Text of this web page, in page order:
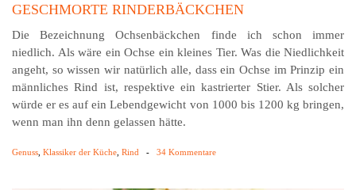
GESCHMORTE RINDERBÄCKCHEN
Die Bezeichnung Ochsenbäckchen finde ich schon immer
niedlich. Als wäre ein Ochse ein kleines Tier. Was die Niedlichkeit
angeht, so wissen wir natürlich alle, dass ein Ochse im Prinzip ein
männliches Rind ist, respektive ein kastrierter Stier. Als solcher
würde er es auf ein Lebendgewicht von 1000 bis 1200 kg bringen,
wenn man ihn denn gelassen hätte.
Genuss Klassiker der Küche Rind - 34 Kommentare